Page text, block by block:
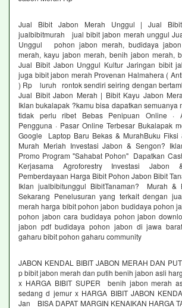
Jual Bibit Jabon Merah Unggul | Jual Bibit
jualbibitmurah jual bibit jabon merah unggul
Unggul pohon jabon merah, budidaya
merah, kayu jabon merah, benih jabon merah,
Jual Bibit Jabon Unggul Kultur Jaringan bibit
juga bibit jabon merah Provenan Halmahera (
) Rp luruh rontok sendiri seiring dengan
Jual Bibit Jabon Merah | Bibit Kayu Jabon
Iklan bukalapak ?kamu bisa dapatkan semuanya
tidak perlu ribet Bebas Penipuan Online ·
Pengguna · Pasar Online Terbesar Bukalapak
Google Laptop Baru Bekas & MurahBuku Fiksi
Murah Meriah Investasi Jabon & Sengon?
Promo Program "Sahabat Pohon" Dapatkan
Kerjasama Agroforestry Investasi Jabon
Pemberdayaan Harga Bibit Pohon Jabon Bibit
Iklan jualbibitunggul BibitTanaman? Murah &
Sekarang Penelusuran yang terkait dengan
merah harga bibit pohon jabon budidaya pohon
pohon jabon cara budidaya pohon jabon
jabon pdf budidaya pohon jabon di jawa
gaharu bibit pohon gaharu community
JABON KENDAL BIBIT JABON MERAH DAN
p bibit jabon merah dan putih benih jabon asli
x HARGA BIBIT SUPER benih jabon merah
sedang d jemur x HARGA BIBIT JABON
Jan BISA DAPAT MARGIN KENAIKAN HARGA